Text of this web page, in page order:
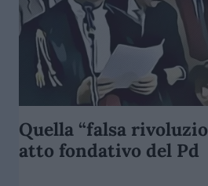
Quella “falsa
atto fondativo del Pd